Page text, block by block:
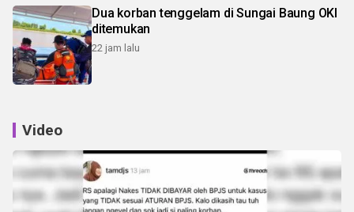
Dua korban tenggelam di Sungai Baung OKI
ditemukan
22 jam lalu
Video